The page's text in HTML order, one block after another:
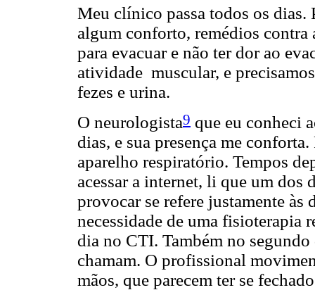
Meu clínico passa todos os dias.
algum conforto, remédios contra
para evacuar e não ter dor ao
atividade muscular, e
fezes e urina.
O neurologista9 que eu conheci
dias, e sua presença me
aparelho respiratório. Tempos
acessar a internet, li que um dos
provocar se refere justamente
necessidade de uma fisioterapia
dia no CTI. Também no
chamam. O profissional
mãos, que parecem ter se